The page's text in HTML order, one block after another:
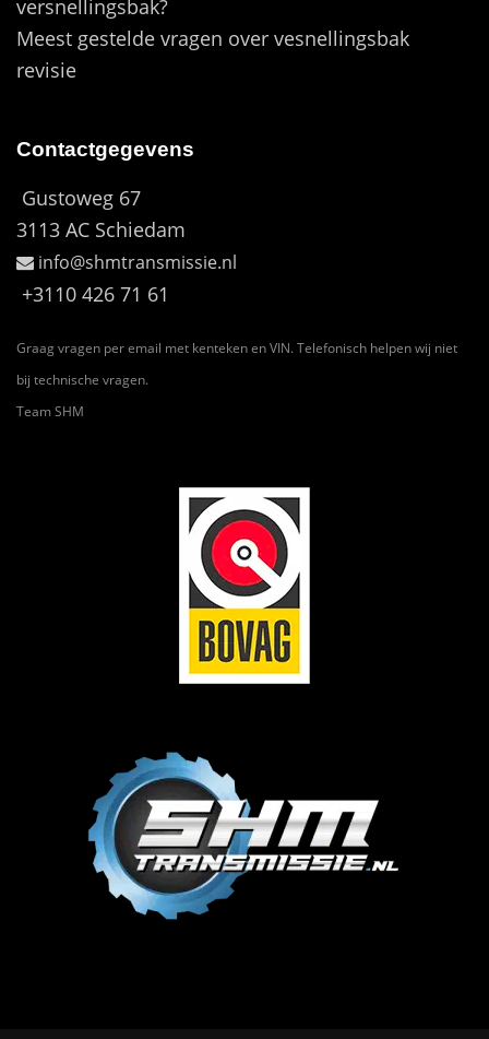
versnellingsbak?
Meest gestelde vragen over vesnellingsbak
revisie
Contactgegevens
Gustoweg 67
3113 AC Schiedam
info@shmtransmissie.nl
+3110 426 71 61
Graag vragen per email met kenteken en VIN. Telefonisch helpen wij niet
bij technische vragen.
Team SHM